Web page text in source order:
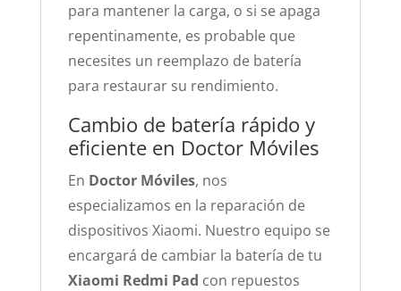
para mantener la carga, o si se apaga
repentinamente, es probable que
necesites un reemplazo de batería
para restaurar su rendimiento.
Cambio de batería rápido y
eficiente en Doctor Móviles
En Doctor Móviles, nos
especializamos en la reparación de
dispositivos Xiaomi. Nuestro equipo se
encargará de cambiar la batería de tu
Xiaomi Redmi Pad con repuestos